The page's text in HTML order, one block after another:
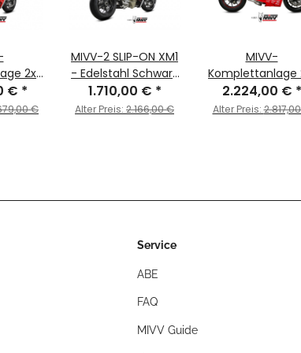
2x2
für
-
€ *
€
MIVV-2 SLIP-ON XM1
- Edelstahl Schwarz
für DUCATI -
STREETFIGHTER V4
1.710,00 € *
Alter Preis: 2.166,00 €
MIVV-
Komplettanlage
DELTA RACE -
Titan für
2.224,00 € *
Alter Preis:
Service
ABE
FAQ
MIVV Guide